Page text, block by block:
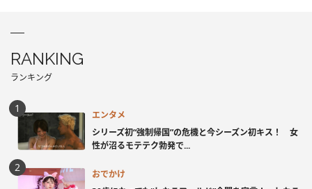
RANKING
ランキング
エンタメ
シリーズ初“強制帰国”の危機と今シーズン初キス！ 女
性が沼るモテテク勃発で...
おでかけ